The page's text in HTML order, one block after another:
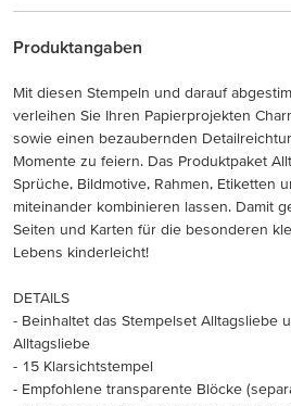
Produktangaben
Mit diesen Stempeln und darauf
verleihen Sie Ihren Papierprojekten
sowie einen bezaubernden
Momente zu feiern. Das Produktpaket
Sprüche, Bildmotive, Rahmen, Etiketten
miteinander kombinieren lassen. Damit
Seiten und Karten für die besonderen
Lebens kinderleicht!
DETAILS
- Beinhaltet das Stempelset Alltagsliebe
Alltagsliebe
- 15 Klarsichtstempel
- Empfohlene transparente Blöcke